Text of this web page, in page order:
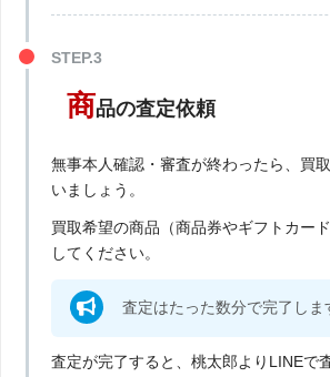
商品の査定依頼
無事本人確認・審査が終わったら、買
いましょう。
買取希望の商品（商品券やギフトカー
してください。
査定はたった数分で完了しま
査定が完了すると、桃太郎よりLINEで